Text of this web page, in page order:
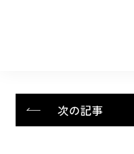
次の記事